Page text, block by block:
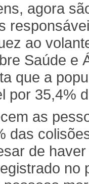
agora
ao
Saúde e
que a
por 35,4%
as
das
de
no